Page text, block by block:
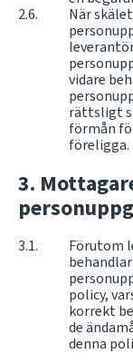
När
vidare
rättsligt
förmån
föreligga.
Förutom
policy,
korrekt
de
denna